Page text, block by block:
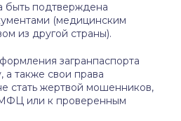
подтверждена
(медицинским
из другой страны).
загранпаспорта
а также свои права
стать жертвой мошенников,
или к проверенным